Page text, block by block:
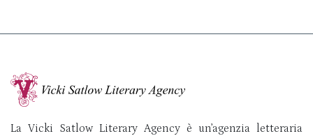
La Vicki Satlow Literary Agency è un’agenzia letteraria